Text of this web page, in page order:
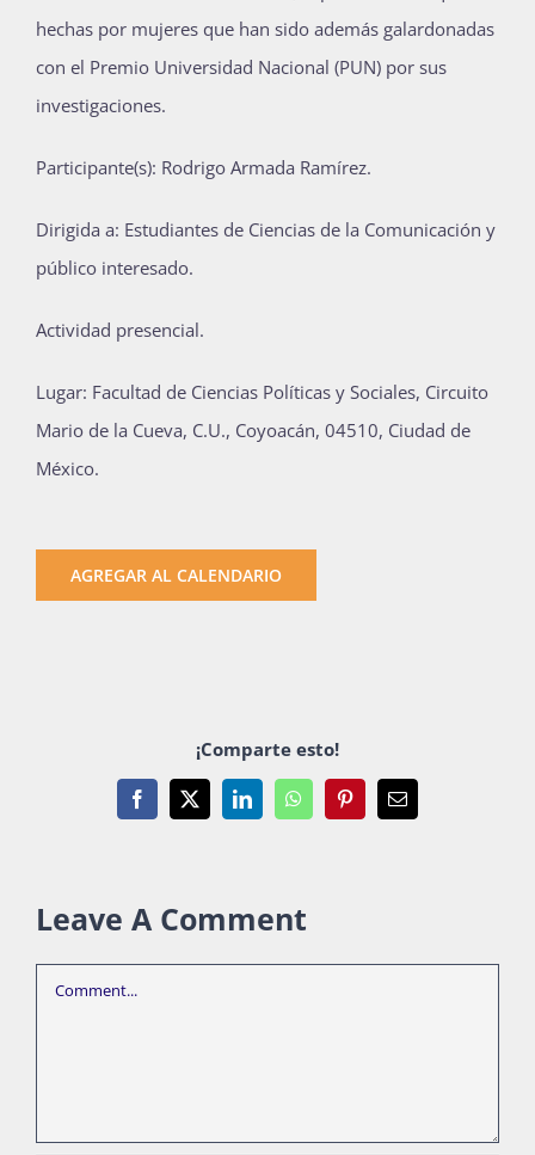
Publicaciones
Bienvenida generación 2027-1
hechas por mujeres que han sido además galardonadas
con el Premio Universidad Nacional (PUN) por sus
investigaciones.
Participante(s): Rodrigo Armada Ramírez.
Dirigida a: Estudiantes de Ciencias de la Comunicación y
público interesado.
Actividad presencial.
Lugar: Facultad de Ciencias Políticas y Sociales, Circuito
Mario de la Cueva, C.U., Coyoacán, 04510, Ciudad de
México.
AGREGAR AL CALENDARIO
¡Comparte esto!
Facebook
X LinkedInWhatsAppPinterestEmail
Leave A Comment
Comment